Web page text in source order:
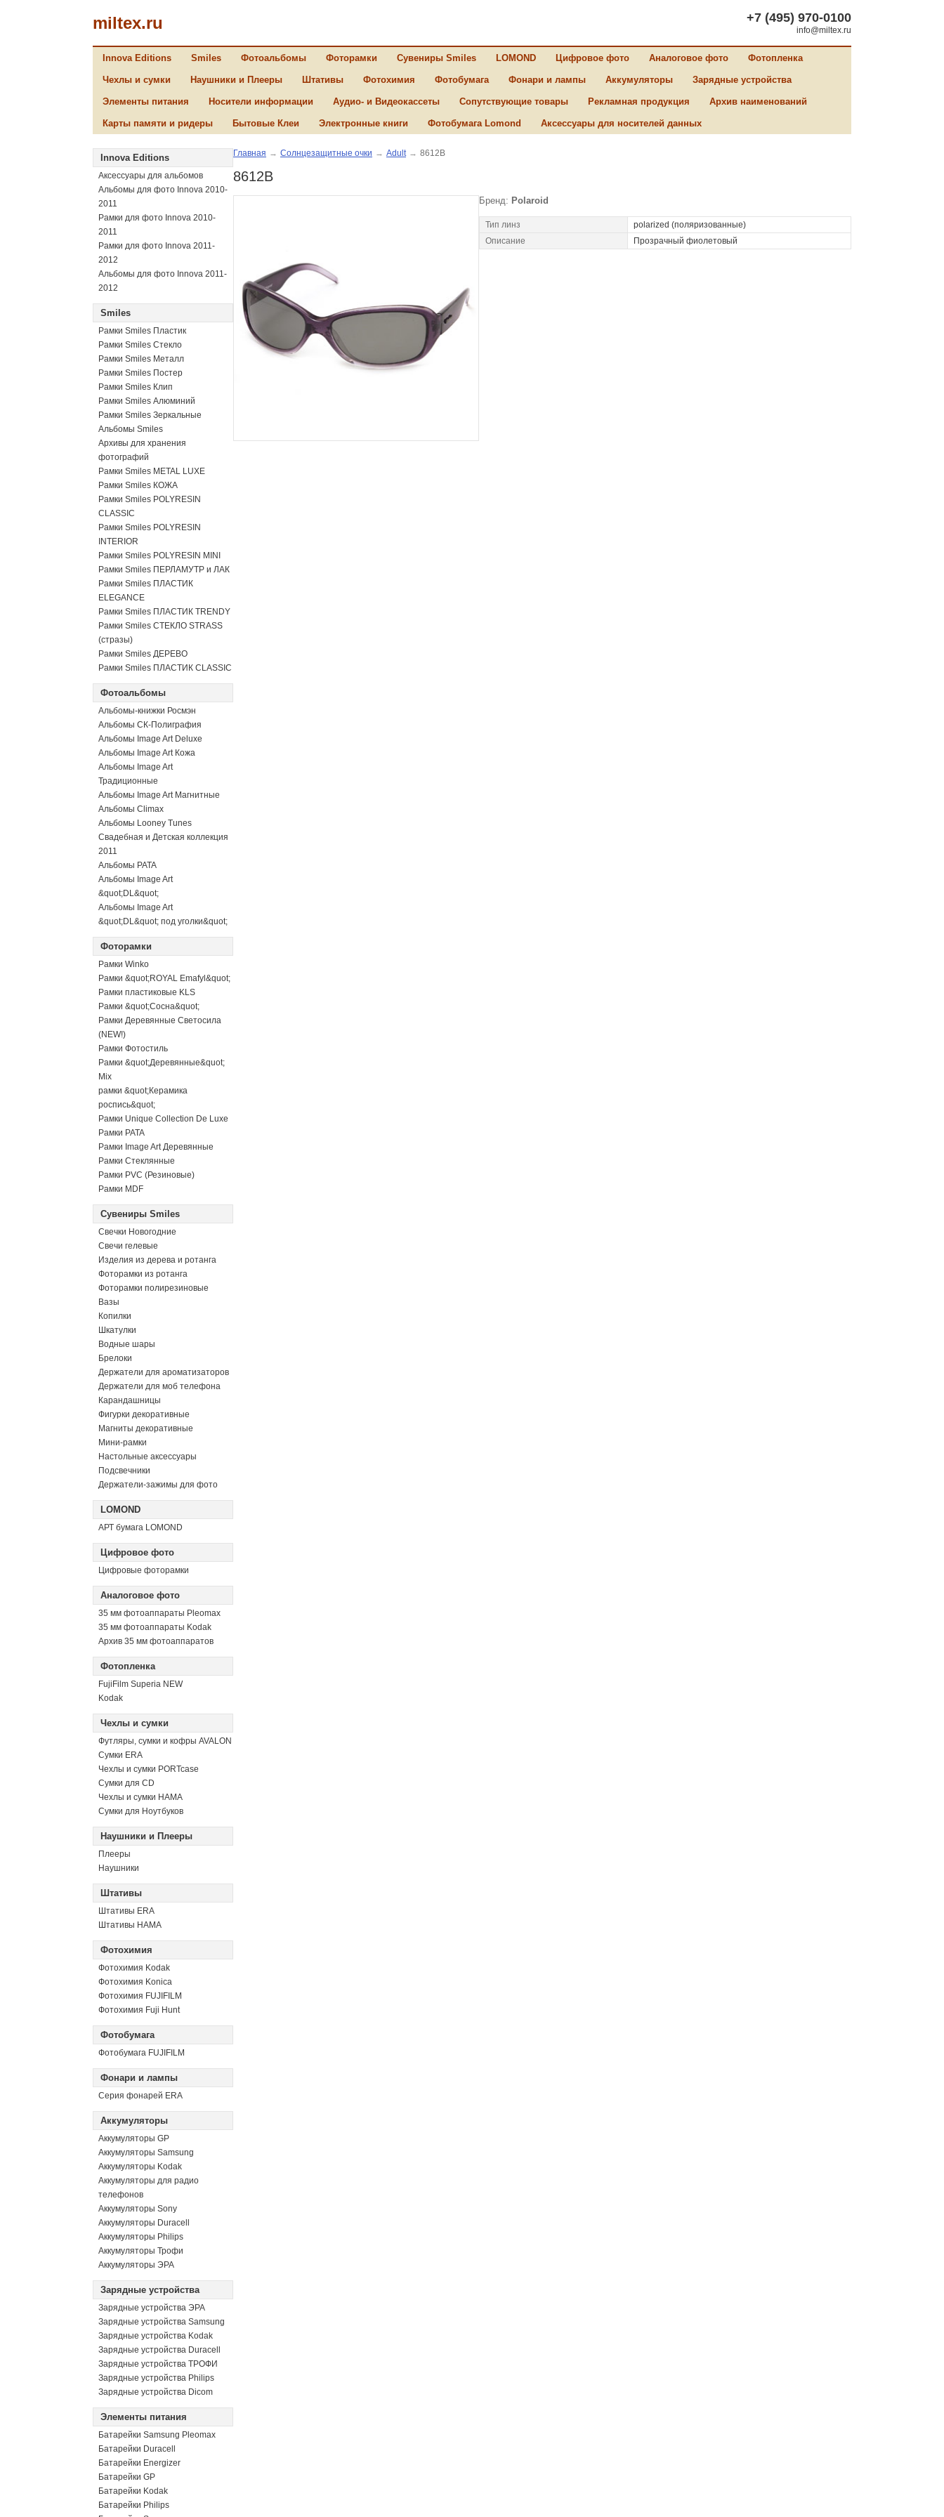
miltex.ru +7 (495) 970-0100
info@miltex.ru
Innova Editions Smiles Фотоальбомы Фоторамки Сувениры Smiles LOMOND Цифровое фото Аналоговое фото Фотопленка
Чехлы и сумки Наушники и Плееры Штативы Фотохимия Фотобумага Фонари и лампы Аккумуляторы Зарядные устройства
Элементы питания Носители информации Аудио- и Видеокассеты Сопутствующие товары Рекламная продукция Архив наименований
Карты памяти и ридеры Бытовые Клеи Электронные книги Фотобумага Lomond Аксессуары для носителей данных
Innova Editions
Аксессуары для альбомов
Альбомы для фото Innova 2010-
2011
Рамки для фото Innova 2010-
2011
Рамки для фото Innova 2011-
2012
Альбомы для фото Innova 2011-
2012
Smiles
Рамки Smiles Пластик
Рамки Smiles Стекло
Рамки Smiles Металл
Рамки Smiles Постер
Рамки Smiles Клип
Рамки Smiles Алюминий
Рамки Smiles Зеркальные
Альбомы Smiles
Архивы для хранения
фотографий
Рамки Smiles METAL LUXE
Рамки Smiles КОЖА
Рамки Smiles POLYRESIN
CLASSIC
Рамки Smiles POLYRESIN
INTERIOR
Рамки Smiles POLYRESIN MINI
Рамки Smiles ПЕРЛАМУТР и ЛАК
Рамки Smiles ПЛАСТИК
ELEGANCE
Рамки Smiles ПЛАСТИК TRENDY
Рамки Smiles СТЕКЛО STRASS
(стразы)
Рамки Smiles ДЕРЕВО
Рамки Smiles ПЛАСТИК CLASSIC
Фотоальбомы
Альбомы-книжки Росмэн
Альбомы СК-Полиграфия
Альбомы Image Art Deluxe
Альбомы Image Art Кожа
Альбомы Image Art
Традиционные
Альбомы Image Art Магнитные
Альбомы Climax
Альбомы Looney Tunes
Свадебная и Детская коллекция
2011
Альбомы PATA
Альбомы Image Art
&quot;DL&quot;
Альбомы Image Art
&quot;DL&quot; под уголки&quot;
Фоторамки
Рамки Winko
Рамки &quot;ROYAL Emafyl&quot;
Рамки пластиковые KLS
Рамки &quot;Сосна&quot;
Рамки Деревянные Светосила
(NEW!)
Рамки Фотостиль
Рамки &quot;Деревянные&quot;
Mix
рамки &quot;Керамика
роспись&quot;
Рамки Unique Collection De Luxe
Рамки PATA
Рамки Image Art Деревянные
Рамки Стеклянные
Рамки PVC (Резиновые)
Рамки MDF
Сувениры Smiles
Свечки Новогодние
Свечи гелевые
Изделия из дерева и ротанга
Фоторамки из ротанга
Фоторамки полирезиновые
Вазы
Копилки
Шкатулки
Водные шары
Брелоки
Держатели для ароматизаторов
Держатели для моб телефона
Карандашницы
Фигурки декоративные
Магниты декоративные
Мини-рамки
Настольные аксессуары
Подсвечники
Держатели-зажимы для фото
LOMOND
АРТ бумага LOMOND
Цифровое фото
Цифровые фоторамки
Аналоговое фото
35 мм фотоаппараты Pleomax
35 мм фотоаппараты Kodak
Архив 35 мм фотоаппаратов
Фотопленка
FujiFilm Superia NEW
Kodak
Чехлы и сумки
Футляры, сумки и кофры AVALON
Сумки ERA
Чехлы и сумки PORTcase
Сумки для CD
Чехлы и сумки HAMA
Сумки для Ноутбуков
Наушники и Плееры
Плееры
Наушники
Штативы
Штативы ERA
Штативы HAMA
Фотохимия
Фотохимия Kodak
Фотохимия Konica
Фотохимия FUJIFILM
Фотохимия Fuji Hunt
Фотобумага
Фотобумага FUJIFILM
Фонари и лампы
Серия фонарей ERA
Аккумуляторы
Аккумуляторы GP
Аккумуляторы Samsung
Аккумуляторы Kodak
Аккумуляторы для радио
телефонов
Аккумуляторы Sony
Аккумуляторы Duracell
Аккумуляторы Philips
Аккумуляторы Трофи
Аккумуляторы ЭРА
Зарядные устройства
Зарядные устройства ЭРА
Зарядные устройства Samsung
Зарядные устройства Kodak
Зарядные устройства Duracell
Зарядные устройства ТРОФИ
Зарядные устройства Philips
Зарядные устройства Dicom
Элементы питания
Батарейки Samsung Pleomax
Батарейки Duracell
Батарейки Energizer
Батарейки GP
Батарейки Kodak
Батарейки Philips
Главная → Солнцезащитные очки → Adult → 8612B
8612B
Бренд: Polaroid
Тип линз
polarized (поляризованные)
Описание
Прозрачный фиолетовый